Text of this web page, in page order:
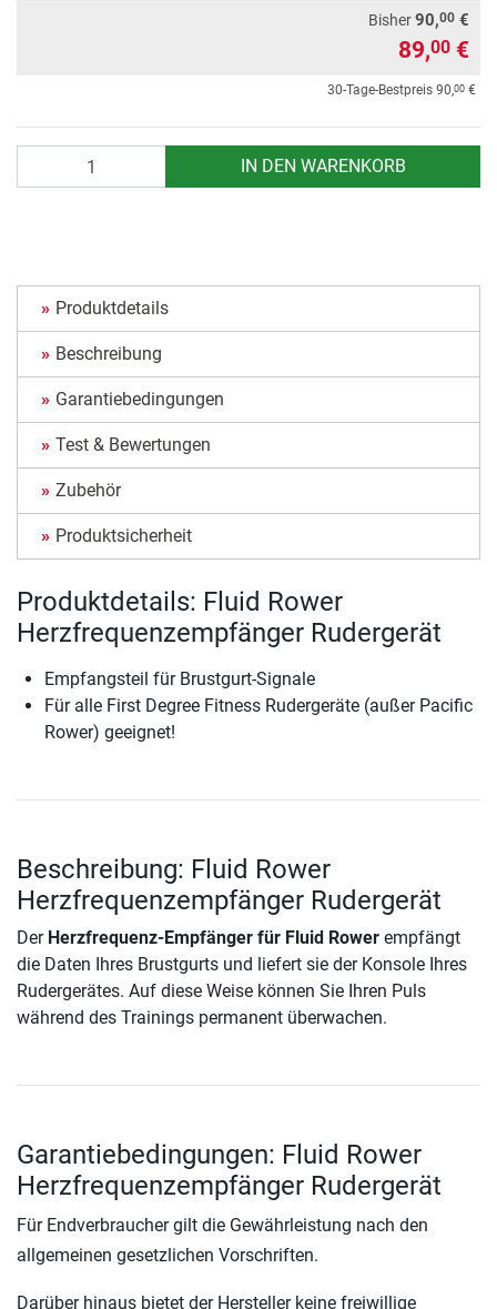
Bisher90,00 €
89,00 €
30-Tage-Bestpreis 90,00 €
IN DEN WARENKORB
Produktdetails
Beschreibung
Garantiebedingungen
Test & Bewertungen
Zubehör
Produktsicherheit
Produktdetails: Fluid Rower
Herzfrequenzempfänger Rudergerät
Empfangsteil für Brustgurt-Signale
Für alle First Degree Fitness Rudergeräte (außer Pacific
Rower) geeignet!
Beschreibung: Fluid Rower
Herzfrequenzempfänger Rudergerät
Der Herzfrequenz-Empfänger für Fluid Rower empfängt
die Daten Ihres Brustgurts und liefert sie der Konsole Ihres
Rudergerätes. Auf diese Weise können Sie Ihren Puls
während des Trainings permanent überwachen.
Garantiebedingungen: Fluid Rower
Herzfrequenzempfänger Rudergerät
Für Endverbraucher gilt die Gewährleistung nach den
allgemeinen gesetzlichen Vorschriften.
Darüber hinaus bietet der Hersteller keine freiwillige